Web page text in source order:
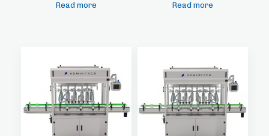
Read more Read more